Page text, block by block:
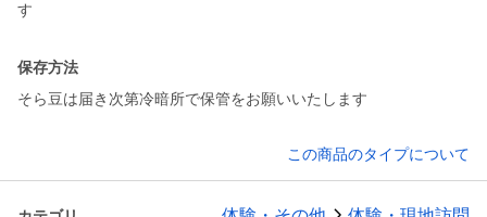
す
保存方法
そら豆は届き次第冷暗所で保管をお願いいたします
この商品のタイプについて